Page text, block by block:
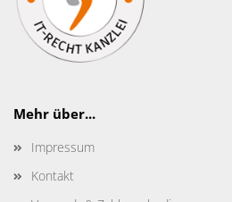
Mehr über...
Impressum
Kontakt